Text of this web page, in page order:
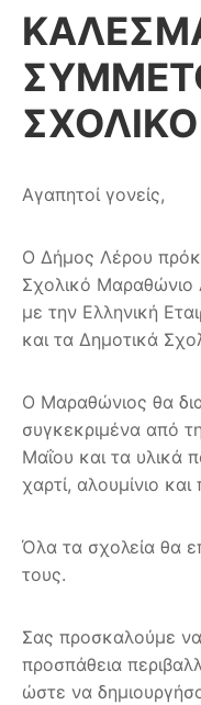
Αγαπητοί γονείς,
Ο Δήμος Λέρου
Σχολικό Μαραθώνιο
με την Ελληνική
και τα Δημοτικά
Ο Μαραθώνιος θα
συγκεκριμένα από
Μαΐου και τα υλικά
χαρτί, αλουμίνιο και
Όλα τα σχολεία θα
τους.
Σας προσκαλούμε
προσπάθεια
ώστε να